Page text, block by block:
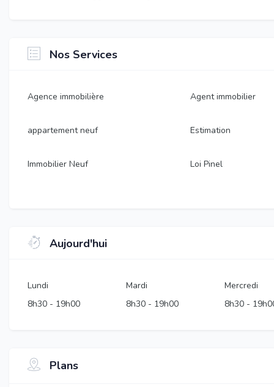
Nos Services
Agence immobilière Agent immobilier
appartement neuf Estimation
Immobilier Neuf Loi Pinel
Aujourd'hui
Lundi
8h30 - 19h00
Mardi
8h30 - 19h00
Mercredi
8h30 -
Plans